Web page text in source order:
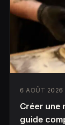
6 AOÛT 2026
Créer une
guide